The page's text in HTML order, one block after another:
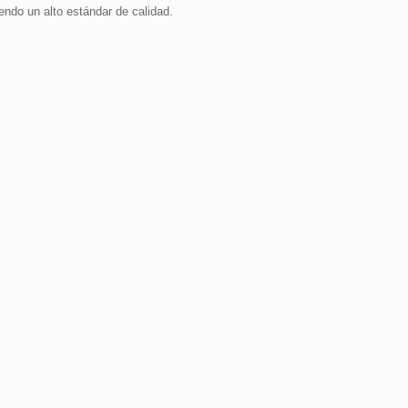
un alto estándar de calidad.